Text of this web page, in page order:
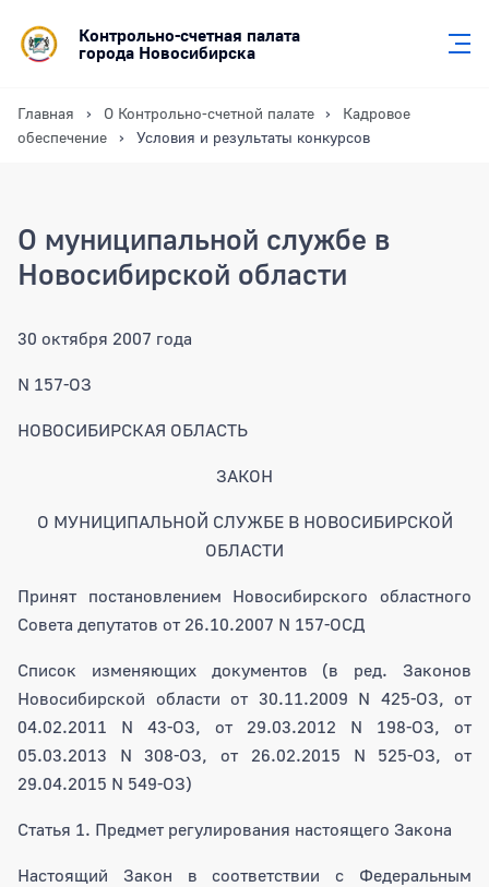
Контрольно-счетная палата
города Новосибирска
Главная О Контрольно-счетной палате
Кадровое
обеспечение
Условия и результаты конкурсов
О муниципальной службе в
Новосибирской области
30 октября 2007 года
N 157-ОЗ
НОВОСИБИРСКАЯ ОБЛАСТЬ
ЗАКОН
О МУНИЦИПАЛЬНОЙ СЛУЖБЕ В НОВОСИБИРСКОЙ
ОБЛАСТИ
Принят постановлением Новосибирского областного
Совета депутатов от 26.10.2007 N 157-ОСД
Список изменяющих документов (в ред. Законов
Новосибирской области от 30.11.2009 N 425-ОЗ, от
04.02.2011 N 43-ОЗ, от 29.03.2012 N 198-ОЗ, от
05.03.2013 N 308-ОЗ, от 26.02.2015 N 525-ОЗ, от
29.04.2015 N 549-ОЗ)
Статья 1. Предмет регулирования настоящего Закона
Настоящий Закон в соответствии с Федеральным